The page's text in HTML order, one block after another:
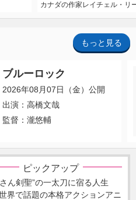
カナダの作家レイチェル・リ
もっと見る
ブルーロック
2026年08月07日（金）公開
出演：高橋文哉
監督：瀧悠輔
ピックアップ
ん剣聖”の一太刀に宿る人生
で話題の本格アクションアニ